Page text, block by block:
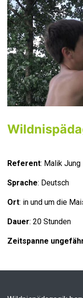
Referent: Malik Jung
Sprache: Deutsch
Ort: in und um die
Dauer: 20 Stunden
Zeitspanne